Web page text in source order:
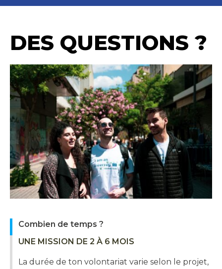
DES QUESTIONS ?
Combien de temps ?
UNE MISSION DE 2 À 6 MOIS
La durée de ton volontariat varie selon le projet,